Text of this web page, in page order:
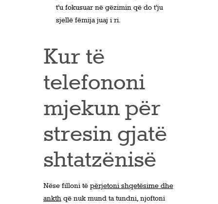
t’u fokusuar në gëzimin që do t’ju
sjellë fëmija juaj i ri.
Kur të
telefononi
mjekun për
stresin gjatë
shtatzënisë
Nëse filloni të përjetoni shqetësime dhe
ankth që nuk mund ta tundni, njoftoni